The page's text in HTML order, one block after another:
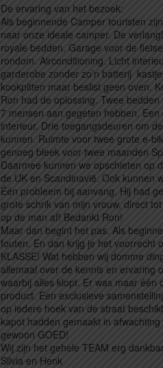
De ervaring van het bezoek:
Als beginnende Camper touristen
naar onze ideale camper. De
royale bedden. Garage voor de
rondom. Airconditioning. Licht
garderobe zonder zo’n batterij
kookpitten maar beslist geen oven.
Ron had de oplossing. Twee
7 mensen aan gegeten hebben.
interieur. Drie toegangsdeuren om
kunnen. Ruimte voor twee grote e-
genoeg bleek voor twee maanden
Daarmee kunnen we opschieten op
de UK en Scandinavië. Ook kunnen
Één probleem bij aanvang. Hij had
grote schrik van mijn vrouw, direct
op de man af! Bedankt Ron!
Maar dan begint het pas. Als
fouten. En dan krijg je het voorrecht
KLASSE! Wat hebben wij domme
allemaal over de kennis en ervaring
waarbij alles klopt. Er was maar één
product. Een exclusieve
op iedere hoek van de straat
kapot hadden gemaakt in
gewoon GOED!
Wij zijn het gehele TEAM erg
Silvia en Henk